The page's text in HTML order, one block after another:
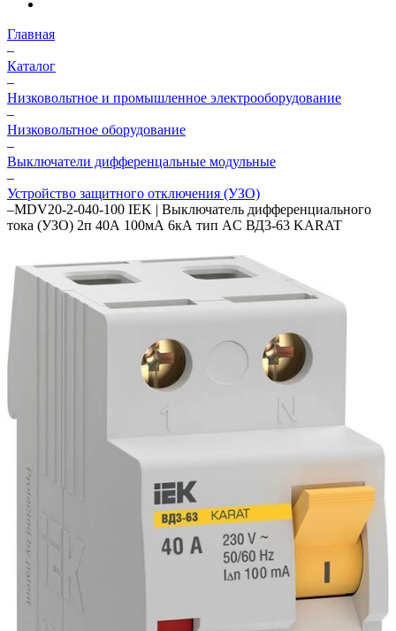
Главная
–
Каталог
–
Низковольтное и промышленное электрооборудование
–
Низковольтное оборудование
–
Выключатели дифференцальные модульные
–
Устройство защитного отключения (УЗО)
–MDV20-2-040-100 IEK | Выключатель дифференциального
тока (УЗО) 2п 40А 100мА 6кА тип AC ВД3-63 KARAT